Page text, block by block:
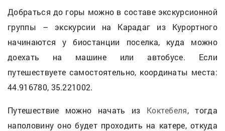
Добраться до горы можно в составе экскурсионной
группы – экскурсии на Карадаг из Курортного
начинаются у биостанции поселка, куда можно
доехать на машине или автобусе. Если
путешествуете самостоятельно, координаты места:
44.916780, 35.221002.
Путешествие можно начать из Коктебеля, тогда
наполовину оно будет проходить на катере, откуда